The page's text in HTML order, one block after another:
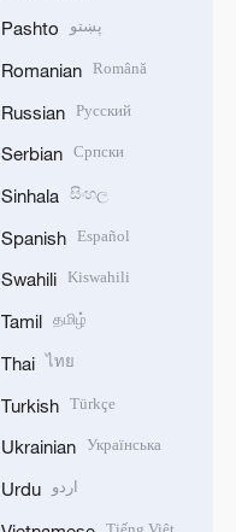
Pashto پښتو
Romanian Română
Russian Русский
Serbian Српски
Sinhala සිංහල
Spanish Español
Swahili Kiswahili
Tamil தமிழ்
Thai ไทย
Turkish Türkçe
Ukrainian Українська
Urdu اردو